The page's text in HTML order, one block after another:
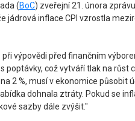
(BoC) zveřejní 21. února
jádrová inflace CPI vzrostla
výpovědi před finančním
poptávky, což vytváří tlak na růst
2 %, musí v ekonomice působit
dohnala ztráty. Pokud se
sazby dále zvýšit."